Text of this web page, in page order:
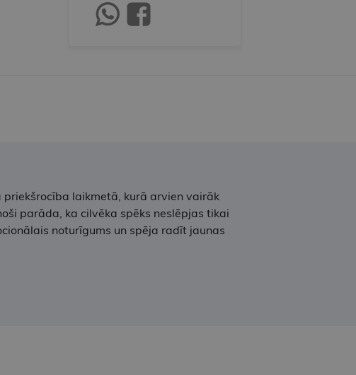
laikmetā, kurā arvien vairāk
parāda, ka cilvēka spēks neslēpjas tikai
noturīgums un spēja radīt jaunas